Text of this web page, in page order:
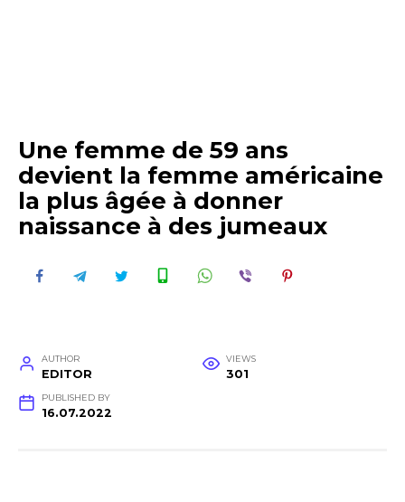
Une femme de 59 ans
devient la femme américaine
la plus âgée à donner
naissance à des jumeaux
AUTHOR
EDITOR
VIEWS
301
PUBLISHED BY
16.07.2022